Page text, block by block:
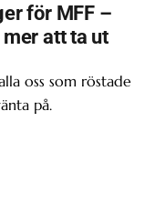
för MFF –
att ta ut
oss som röstade
på.